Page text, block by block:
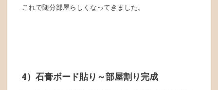
これで随分部屋らしくなってきました。
4）石膏ボード貼り～部屋割り完成